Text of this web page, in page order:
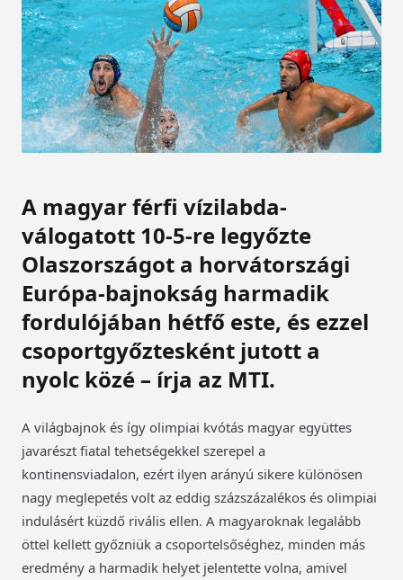
A magyar férfi vízilabda-
válogatott 10-5-re legyőzte
Olaszországot a horvátországi
Európa-bajnokság harmadik
fordulójában hétfő este, és ezzel
csoportgyőztesként jutott a
nyolc közé – írja az MTI.
A világbajnok és így olimpiai kvótás magyar együttes
javarészt fiatal tehetségekkel szerepel a
kontinensviadalon, ezért ilyen arányú sikere különösen
nagy meglepetés volt az eddig százszázalékos és olimpiai
indulásért küzdő rivális ellen. A magyaroknak legalább
öttel kellett győzniük a csoportelsőséghez, minden más
eredmény a harmadik helyet jelentette volna, amivel